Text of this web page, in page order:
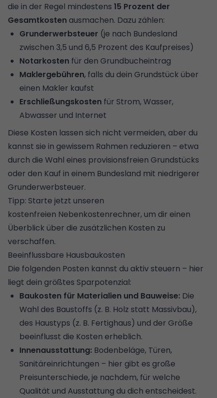
die in der Regel mindestens 15 Prozent der
Gesamtkosten ausmachen. Dazu zählen:
Grunderwerbsteuer (je nach Bundesland
zwischen 3,5 und 6,5 Prozent des Kaufpreises)
Notarkosten für den Grundbucheintrag
Maklergebühren, falls du dein Grundstück über
einen Makler kaufst
Erschließungskosten für Strom, Wasser,
Abwasser und Internet
Diese Kosten lassen sich nicht vermeiden, aber du
kannst sie in gewissem Rahmen reduzieren – etwa
durch die Wahl eines provisionsfreien Grundstücks
oder den Kauf in einem Bundesland mit niedrigerer
Grunderwerbsteuer.
Tipp: Starte jetzt unseren
kostenfreien Nebenkostenrechner, um dir einen
Überblick über die zusätzlichen Kosten zu
verschaffen.
Beeinflussbare Hausbaukosten
Die folgenden Posten kannst du aktiv steuern – hier
liegt dein größtes Sparpotenzial:
Baukosten für Materialien und Bauweise: Die
Wahl des Baustoffs (z. B. Holz statt Massivbau),
des Haustyps (z. B. Fertighaus) und der Größe
beeinflusst die Kosten erheblich.
Innenausstattung: Bodenbeläge, Türen,
Sanitäreinrichtungen – hier gibt es große
Preisunterschiede, je nachdem, für welche
Qualität und Ausstattung du dich entscheidest.